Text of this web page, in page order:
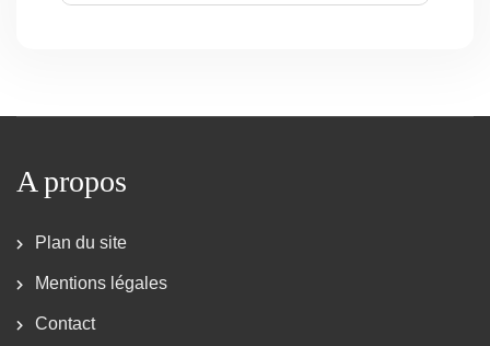
A propos
Plan du site
Mentions légales
Contact